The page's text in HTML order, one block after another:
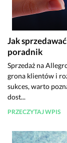
Jak
poradnik
Sprzedaż na
grona klientów i
sukces, warto
dost...
PRZECZYTAJ WPIS